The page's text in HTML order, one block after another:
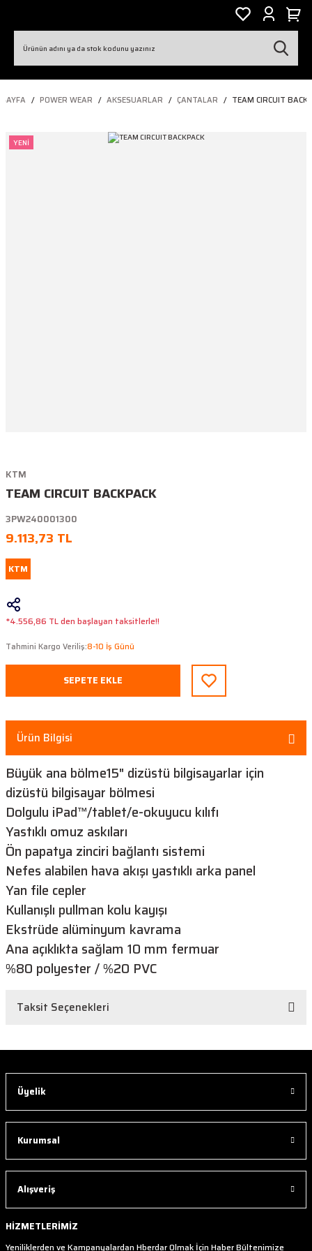
POWER WEAR AKSESUARLAR ÇANTALAR TEAM CIRCUIT
YENİ
KTM
TEAM CIRCUIT BACKPACK
3PW240001300
9.113,73 TL
KTM
*4.556,86 TL den başlayan taksitlerle!!
Tahmini Kargo Veriliş:8-10 İş Günü
SEPETE EKLE
Ürün Bilgisi
Büyük ana bölme15" dizüstü bilgisayarlar için
dizüstü bilgisayar bölmesi
Dolgulu iPad™/tablet/e-okuyucu kılıfı
Yastıklı omuz askıları
Ön papatya zinciri bağlantı sistemi
Nefes alabilen hava akışı yastıklı arka panel
Yan file cepler
Kullanışlı pullman kolu kayışı
Ekstrüde alüminyum kavrama
Ana açıklıkta sağlam 10 mm fermuar
%80 polyester / %20 PVC
Taksit Seçenekleri
Üyelik
Kurumsal
Alışveriş
HİZMETLERİMİZ
Yeniliklerden ve Kampanyalardan Hberdar Olmak İçin Haber Bültenimize